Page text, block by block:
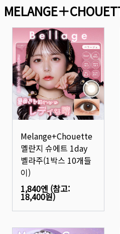
MELANGE＋
Melange+Chouette
멜란지 슈에트 1day
벨라주(1박스 10개들
이)
1,840엔 (참고:
18,400원)